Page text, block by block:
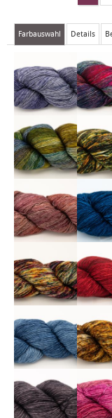
Farbauswahl Details